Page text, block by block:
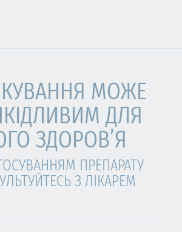
МОЖЕ
ДЛЯ
ЗДОРОВ’Я
ПРЕПАРАТУ
З ЛІКАРЕМ